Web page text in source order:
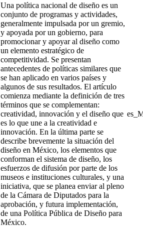
Una política nacional de diseño es un
conjunto de programas y actividades,
generalmente impulsada por un gremio,
y apoyada por un gobierno, para
promocionar y apoyar al diseño como
un elemento estratégico de
competitividad. Se presentan
antecedentes de políticas similares que
se han aplicado en varios países y
algunos de sus resultados. El artículo
comienza mediante la definición de tres
términos que se complementan:
creatividad, innovación y el diseño que
es lo que une a la creatividad e
innovación. En la última parte se
describe brevemente la situación del
diseño en México, los elementos que
conforman el sistema de diseño, los
esfuerzos de difusión por parte de los
museos e instituciones culturales, y una
iniciativa, que se planea enviar al pleno
de la Cámara de Diputados para la
aprobación, y futura implementación,
de una Política Pública de Diseño para
México.